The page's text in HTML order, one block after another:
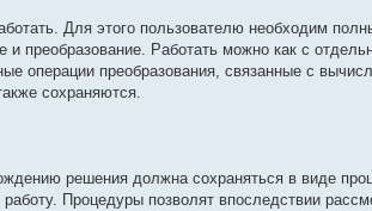
Для этого пользователю необходим
и преобразование. Работать можно как с
операции преобразования, связанные с
сохраняются.
решения должна сохраняться в виде
Процедуры позволят впоследствии